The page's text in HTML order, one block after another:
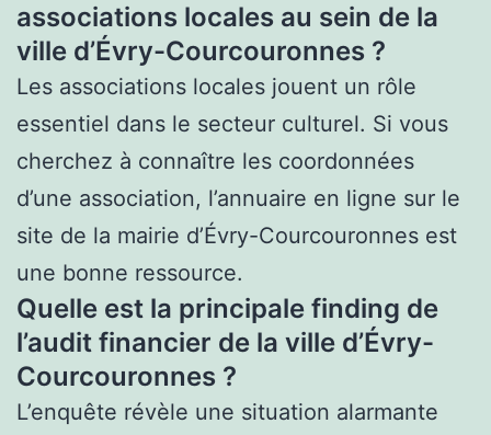
associations locales au sein de la
ville d’Évry-Courcouronnes ?
Les associations locales jouent un rôle
essentiel dans le secteur culturel. Si vous
cherchez à connaître les coordonnées
d’une association, l’annuaire en ligne sur le
site de la mairie d’Évry-Courcouronnes est
une bonne ressource.
Quelle est la principale finding de
l’audit financier de la ville d’Évry-
Courcouronnes ?
L’enquête révèle une situation alarmante